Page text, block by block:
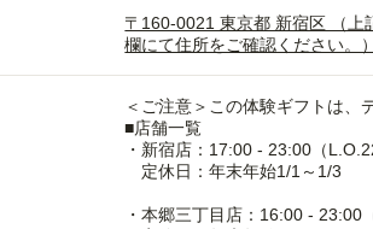
〒160-0021 東京都 新宿区 （上
欄にて住所をご確認ください。）
＜ご注意＞この体験ギフトは、
■店舗一覧
・新宿店：17:00 - 23:00（
定休日：年末年始1/1～1/3
・本郷三丁目店：16:00 - 23:00